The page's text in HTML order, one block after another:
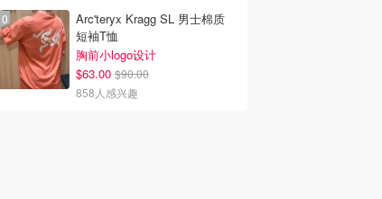
Arc'teryx Kragg SL 男士棉质
短袖T恤
胸前小logo设计
$63.00 $90.00
858人感兴趣